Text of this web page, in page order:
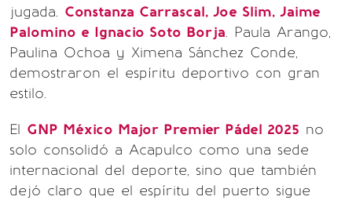
jugada. Constanza Carrascal, Joe Slim, Jaime
Palomino e Ignacio Soto Borja. Paula Arango,
Paulina Ochoa y Ximena Sánchez Conde,
demostraron el espíritu deportivo con gran
estilo.
El GNP México Major Premier Pádel 2025 no
solo consolidó a Acapulco como una sede
internacional del deporte, sino que también
dejó claro que el espíritu del puerto sigue